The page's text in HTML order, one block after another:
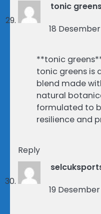
tonic
18
**tonic
tonic greens is
blend made
natural
formulated to
resilience and
Reply
19